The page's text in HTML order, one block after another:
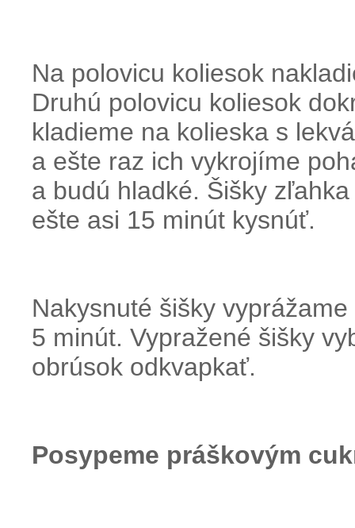
Na polovicu koliesok
Druhú polovicu koliesok
kladieme na kolieska s
a ešte raz ich vykrojíme
a budú hladké. Šišky
ešte asi 15 minút kysnúť.
Nakysnuté šišky
5 minút. Vypražené šišky
obrúsok odkvapkať.
Posypeme práškovým